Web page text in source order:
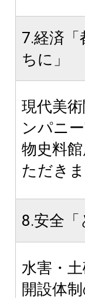
7.経済
ちに」
現代美
ンパニ
物史料
ただきま
8.安全
水害・
開設体